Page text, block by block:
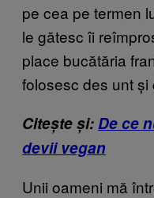
pe cea pe termen
le gătesc îi
place bucătăria
folosesc des unt și
Citește și:De ce
devii vegan
Unii oameni mă